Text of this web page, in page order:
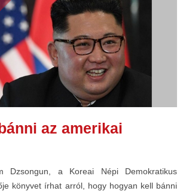
az amerikai
Dzsongun, a Koreai Népi Demokratikus
könyvet írhat arról, hogy hogyan kell bánni